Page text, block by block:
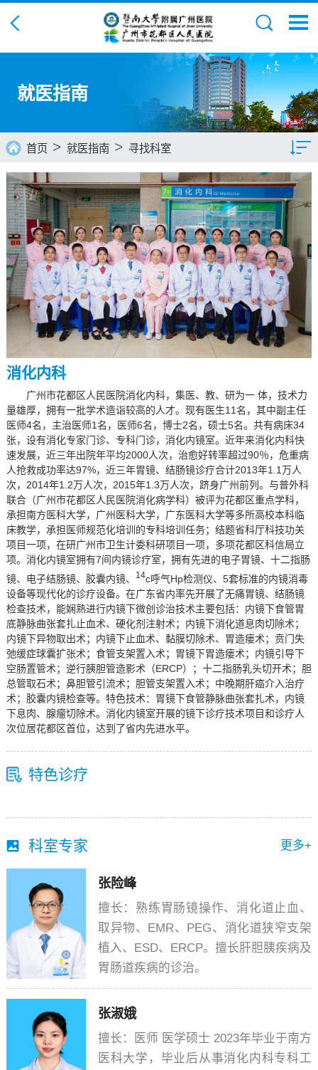
就医指南
首页 > 就医指南 > 寻找科室
寻找科室
寻找医生
地理交通
预约挂号
就诊须知
医保服务
志愿者服务
消化内科
广州市花都区人民医院消化内科，集医、教、研为一 体，技术力
量雄厚，拥有一批学术造诣较高的人才。现有医生11名，其中副主任
医师4名，主治医师1名，医师6名，博士2名，硕士5名。共有病床34
张，设有消化专家门诊、专科门诊，消化内镜室。近年来消化内科快
速发展，近三年出院年平均2000人次，治愈好转率超过90％，危重病
人抢救成功率达97%，近三年胃镜、结肠镜诊疗合计2013年1.1万人
次，2014年1.2万人次，2015年1.3万人次，跻身广州前列。与普外科
联合（广州市花都区人民医院消化病学科）被评为花都区重点学科，
承担南方医科大学，广州医科大学，广东医科大学等多所高校本科临
床教学，承担医师规范化培训的专科培训任务；结题省科厅科技功关
项目一项，在研广州市卫生计委科研项目一项，多项花都区科信局立
项。消化内镜室拥有7间内镜诊疗室，拥有先进的电子胃镜、十二指肠
镜、电子结肠镜、胶囊内镜、
14c呼气Hp检测仪、5套标准的内镜消毒
设备等现代化的诊疗设备。在广东省内率先开展了无痛胃镜、结肠镜
检查技术，能娴熟进行内镜下微创诊治技术主要包括：内镜下食管胃
底静脉曲张套扎止血术、硬化剂注射术；内镜下消化道息肉切除术；
内镜下异物取出术；内镜下止血术、黏膜切除术、胃造瘘术；贲门失
弛缓症球囊扩张术；食管支架置入术；胃镜下胃造瘘术；内镜引导下
空肠置管术；逆行胰胆管造影术（ERCP）；十二指肠乳头切开术；胆
总管取石术；鼻胆管引流术；胆管支架置入术；中晚期肝癌介入治疗
术；胶囊内镜检查等。特色技术：胃镜下食管静脉曲张套扎术，内镜
下息肉、腺瘤切除术。消化内镜室开展的镜下诊疗技术项目和诊疗人
次位居花都区首位，达到了省内先进水平。
特色诊疗
科室专家 更多+
张险峰
擅长：熟练胃肠镜操作、消化道止血、
取异物、EMR、PEG、消化道狭窄支架
植入、ESD、ERCP。擅长肝胆胰疾病及
胃肠道疾病的诊治。
张险峰
张淑娥
擅长：医师 医学硕士 2023年毕业于南方
医科大学，毕业后从事消化内科专科工